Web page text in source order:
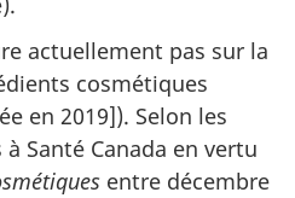
actuellement pas sur la
cosmétiques
en 2019]). Selon les
Santé Canada en vertu
entre décembre